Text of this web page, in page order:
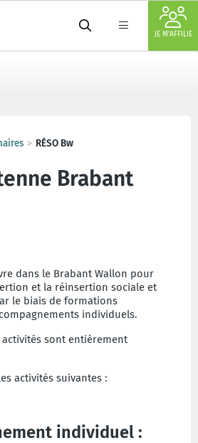
JE M'AFFILIE
RÉSO Bw
Brabant
dans le Brabant Wallon pour
et la réinsertion sociale et
le biais de formations
individuels.
sont entièrement
activités suivantes :
individuel :